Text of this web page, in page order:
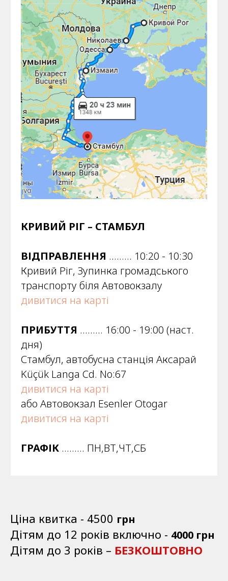
КРИВИЙ РІГ – СТАМБУЛ
ВІДПРАВЛЕННЯ ......... 10:20 - 10:30
Кривий Ріг, Зупинка громадського
транспорту біля Автовокзалу
дивитися на карті
ПРИБУТТЯ ......... 16:00 - 19:00 (наст.
дня)
Стамбул, автобусна станція Аксарай
Küçük Langa Cd. No:67
дивитися на карті
або Автовокзал Esenler Otogar
дивитися на карті
ГРАФІК ......... ПН,ВТ,ЧТ,СБ
Ціна квитка - 4500 грн
Дітям до 12 років включно - 4000 грн
Дітям до 3 років – БЕЗКОШТОВНО